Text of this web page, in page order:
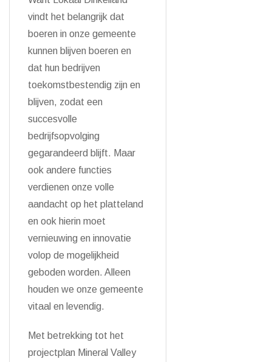
vindt het belangrijk dat
boeren in onze gemeente
kunnen blijven boeren en
dat hun bedrijven
toekomstbestendig zijn en
blijven, zodat een
succesvolle
bedrijfsopvolging
gegarandeerd blijft. Maar
ook andere functies
verdienen onze volle
aandacht op het platteland
en ook hierin moet
vernieuwing en innovatie
volop de mogelijkheid
geboden worden. Alleen
houden we onze gemeente
vitaal en levendig.
Met betrekking tot het
projectplan Mineral Valley